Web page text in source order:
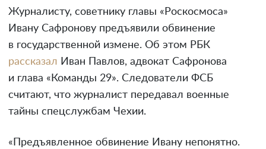
Журналисту, советнику главы «Роскосмоса»
Ивану Сафронову предъявили обвинение
в государственной измене. Об этом РБК
рассказал Иван Павлов, адвокат Сафронова
и глава «Команды 29». Следователи ФСБ
считают, что журналист передавал военные
тайны спецслужбам Чехии.
«Предъявленное обвинение Ивану непонятно.